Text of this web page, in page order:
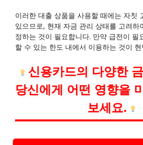
이러한 대출 상품을 사용할 때에는 자칫
있으므로, 현재 자금 관리 상태를 고려하
정하는 것이 필요합니다. 만약 급전이 필
할 수 있는 한도 내에서 이용하는 것이 현
신용카드의 다양한
당신에게 어떤 영향을
보세요.